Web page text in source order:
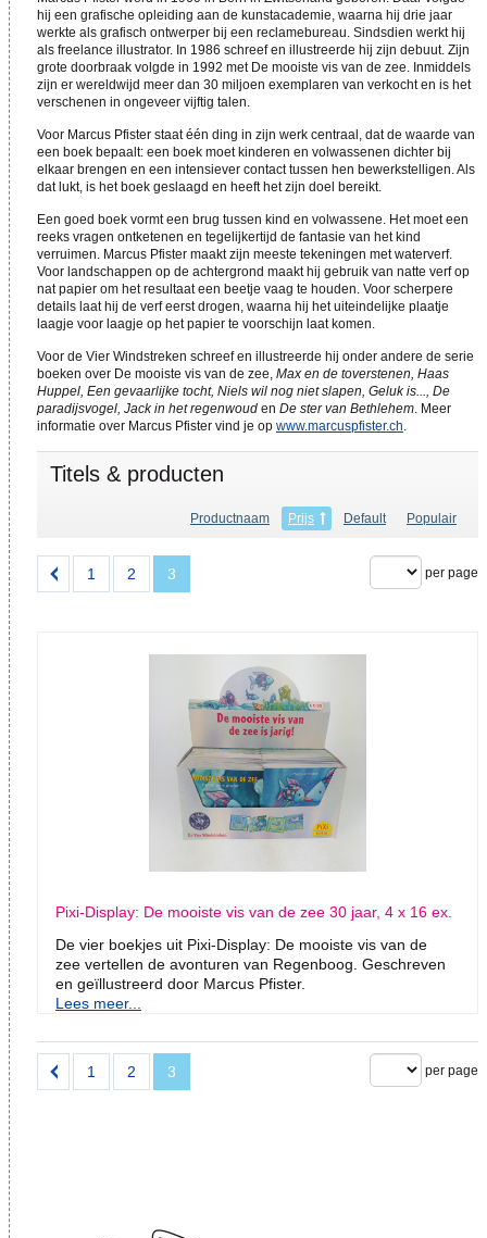
hij een grafische opleiding aan de kunstacademie, waarna hij drie jaar
werkte als grafisch ontwerper bij een reclamebureau. Sindsdien werkt hij
als freelance illustrator. In 1986 schreef en illustreerde hij zijn debuut. Zijn
grote doorbraak volgde in 1992 met De mooiste vis van de zee. Inmiddels
zijn er wereldwijd meer dan 30 miljoen exemplaren van verkocht en is het
verschenen in ongeveer vijftig talen.
Voor Marcus Pfister staat één ding in zijn werk centraal, dat de waarde van
een boek bepaalt: een boek moet kinderen en volwassenen dichter bij
elkaar brengen en een intensiever contact tussen hen bewerkstelligen. Als
dat lukt, is het boek geslaagd en heeft het zijn doel bereikt.
Een goed boek vormt een brug tussen kind en volwassene. Het moet een
reeks vragen ontketenen en tegelijkertijd de fantasie van het kind
verruimen. Marcus Pfister maakt zijn meeste tekeningen met waterverf.
Voor landschappen op de achtergrond maakt hij gebruik van natte verf op
nat papier om het resultaat een beetje vaag te houden. Voor scherpere
details laat hij de verf eerst drogen, waarna hij het uiteindelijke plaatje
laagje voor laagje op het papier te voorschijn laat komen.
Voor de Vier Windstreken schreef en illustreerde hij onder andere de serie
boeken over De mooiste vis van de zee, Max en de toverstenen, Haas
Huppel, Een gevaarlijke tocht, Niels wil nog niet slapen, Geluk is..., De
paradijsvogel, Jack in het regenwoud en De ster van Bethlehem. Meer
informatie over Marcus Pfister vind je op www.marcuspfister.ch.
Titels & producten
Productnaam Prijs Default Populair
1 2 3 per page
Pixi-Display: De mooiste vis van de zee 30 jaar, 4 x 16 ex.
De vier boekjes uit Pixi-Display: De mooiste vis van de
zee vertellen de avonturen van Regenboog. Geschreven
en geïllustreerd door Marcus Pfister.
Lees meer...
1 2 3 per page